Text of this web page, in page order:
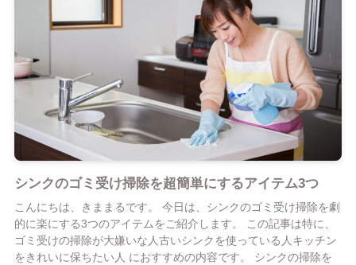
シンクのゴミ受け掃除を超簡単にするアイテム3つ
こんにちは、きままるです。 今日は、シンクのゴミ受け掃除を劇
的に楽にする3つのアイテムをご紹介します。 この記事は特に、
ゴミ受けの掃除が大嫌いな人古いシンクを使っている人キッチン
をきれいに保ちたい人 におすすめの内容です。 シンクの掃除を